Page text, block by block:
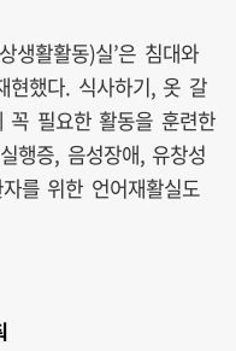
생활활동)실’은 침대와
현했다. 식사하기, 옷 갈
꼭 필요한 활동을 훈련한
행증, 음성장애, 유창성
를 위한 언어재활실도